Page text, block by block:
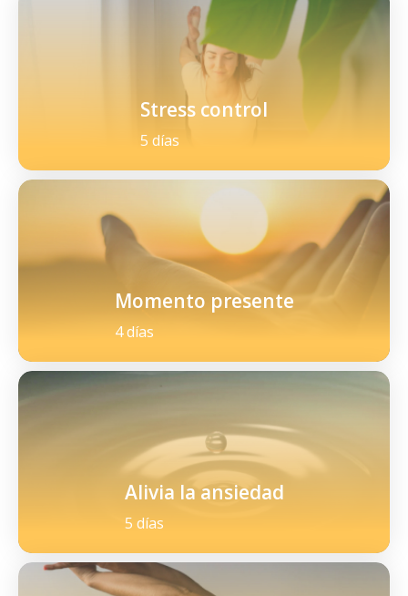
Stress control
5 días
Momento presente
4 días
Alivia la ansiedad
5 días